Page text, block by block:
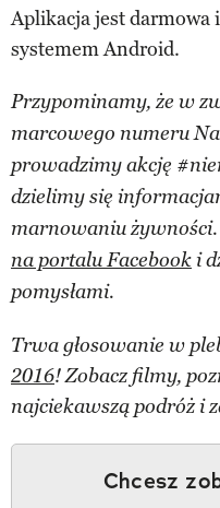
Aplikacja jest darmowa
systemem Android.
Przypominamy, że w
marcowego numeru
prowadzimy akcję
dzielimy się
marnowaniu
na portalu Facebooki
pomysłami.
Trwa głosowanie w
2016! Zobacz filmy,
najciekawszą podróż i
Chcesz